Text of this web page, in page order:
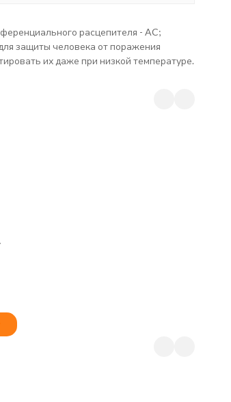
расцепителя - AC;
защиты человека от поражения
их даже при низкой температуре.